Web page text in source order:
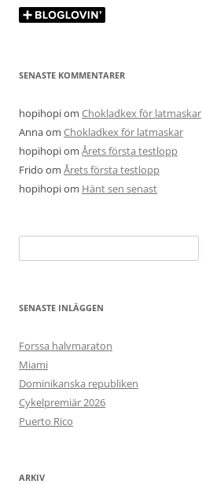
SENASTE KOMMENTARER
hopihopiom Chokladkex för latmaskar
Annaom Chokladkex för latmaskar
hopihopiom Årets första testlopp
Frido om Årets första testlopp
hopihopiom Hänt sen senast
efter:
SENASTE INLÄGGEN
Forssa halvmaraton
Miami
Dominikanska republiken
Cykelpremiär 2026
Puerto Rico
ARKIV